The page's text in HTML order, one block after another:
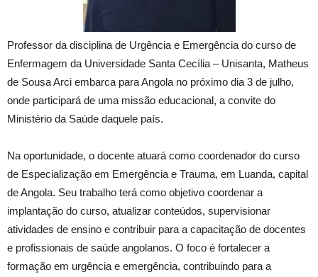
Professor da disciplina de Urgência e Emergência do curso de
Enfermagem da Universidade Santa Cecília – Unisanta, Matheus
de Sousa Arci embarca para Angola no próximo dia 3 de julho,
onde participará de uma missão educacional, a convite do
Ministério da Saúde daquele país.
Na oportunidade, o docente atuará como coordenador do curso
de Especialização em Emergência e Trauma, em Luanda, capital
de Angola. Seu trabalho terá como objetivo coordenar a
implantação do curso, atualizar conteúdos, supervisionar
atividades de ensino e contribuir para a capacitação de docentes
e profissionais de saúde angolanos. O foco é fortalecer a
formação em urgência e emergência, contribuindo para a